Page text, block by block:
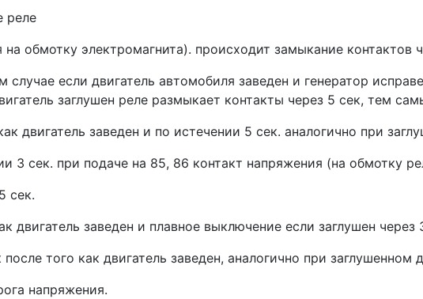
реле
обмотку электромагнита). происходит замыкание контактов
если двигатель автомобиля заведен и генератор
заглушен реле размыкает контакты через 5 сек, тем
заведен и по истечении 5 сек. аналогично при
сек. при подаче на 85, 86 контакт напряжения (на обмотку
сек.
заведен и плавное выключение если заглушен через
того как двигатель заведен, аналогично при заглушенном
напряжения.